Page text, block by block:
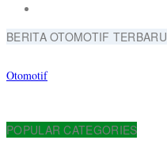
BERITA OTOMOTIF TERBARU
Otomotif
POPULAR CATEGORIES